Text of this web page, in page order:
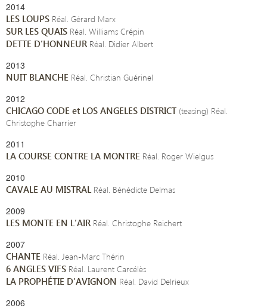
2014
LES LOUPS Réal. Gérard Marx
SUR LES QUAIS Réal. Williams Crépin
DETTE D’HONNEURRéal. Didier Albert
2013
NUIT BLANCHE Réal. Christian Guérinel
2012
CHICAGO CODE et LOS ANGELES DISTRICT (teasing) Réal.
Christophe Charrier
2011
LA COURSE CONTRE LA MONTRE Réal. Roger Wielgus
2010
CAVALE AU MISTRAL Réal. Bénédicte Delmas
2009
LES MONTE EN L’AIRRéal. Christophe Reichert
2007
CHANTE Réal. Jean-Marc Thérin
6 ANGLES VIFS Réal. Laurent Carcélès
LA PROPHÉTIE D’AVIGNON Réal. David Delrieux
2006